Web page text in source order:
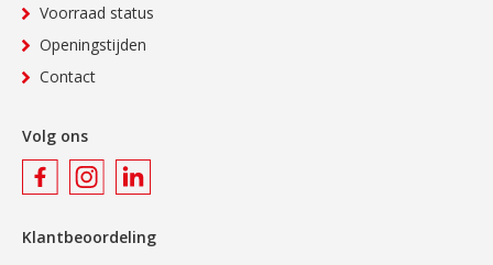
Voorraad status
Openingstijden
Contact
Volg ons
Klantbeoordeling